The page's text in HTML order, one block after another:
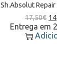
Sh.Absolut
17,50€
Entrega em